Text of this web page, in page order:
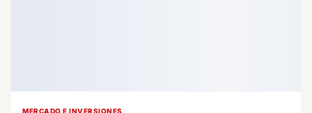
MERCADO E INVERSIONES